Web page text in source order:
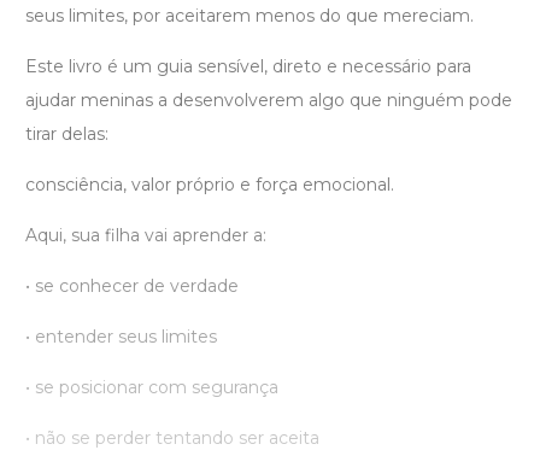
seus limites, por aceitarem menos do que mereciam.
Este livro é um guia sensível, direto e necessário para
ajudar meninas a desenvolverem algo que ninguém pode
tirar delas:
consciência, valor próprio e força emocional.
Aqui, sua filha vai aprender a:
• se conhecer de verdade
• entender seus limites
• se posicionar com segurança
• não se perder tentando ser aceita